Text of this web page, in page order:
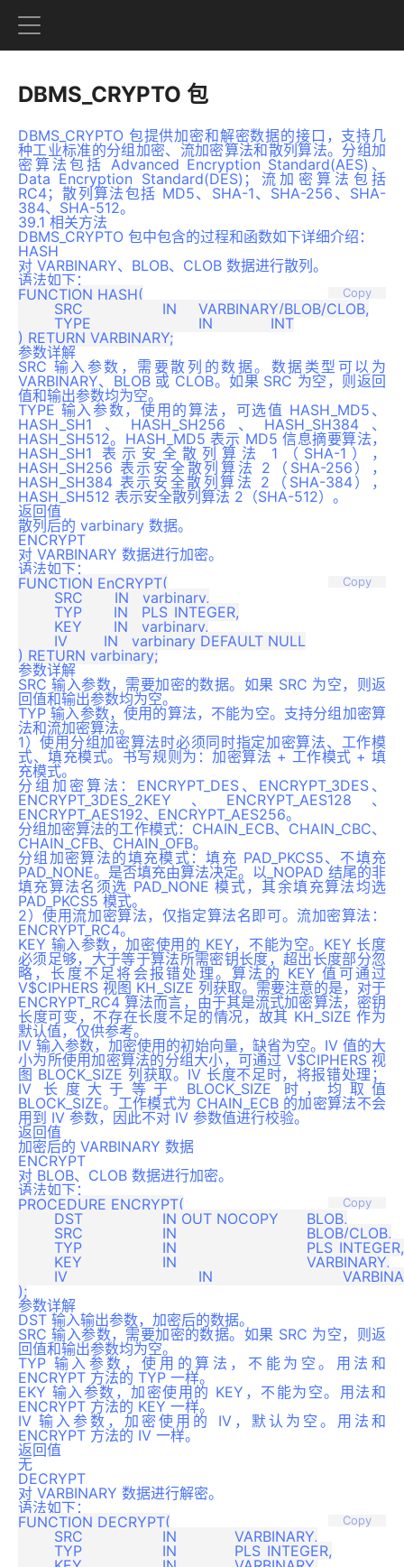
DBMS_CRYPTO 包
DBMS_CRYPTO 包提供加密和解密数据的接口，支持几
种工业标准的分组加密、流加密算法和散列算法。分组加
密算法包括 Advanced Encryption Standard(AES)、
Data Encryption Standard(DES)；流加密算法包括
RC4；散列算法包括 MD5、SHA-1、SHA-256、SHA-
384、SHA-512。
39.1 相关方法
DBMS_CRYPTO 包中包含的过程和函数如下详细介绍：
HASH
对 VARBINARY、BLOB、CLOB 数据进行散列。
语法如下：
Copy
FUNCTION HASH(
参数详解
SRC 输入参数，需要散列的数据。数据类型可以为
VARBINARY、BLOB 或 CLOB。如果 SRC 为空，则返回
值和输出参数均为空。
TYPE 输入参数，使用的算法，可选值 HASH_MD5、
HASH_SH1、HASH_SH256、HASH_SH384、
HASH_SH512。HASH_MD5 表示 MD5 信息摘要算法，
HASH_SH1 表示安全散列算法 1（SHA-1），
HASH_SH256 表示安全散列算法 2（SHA-256），
HASH_SH384 表示安全散列算法 2（SHA-384），
HASH_SH512 表示安全散列算法 2（SHA-512）。
返回值
散列后的 varbinary 数据。
ENCRYPT
对 VARBINARY 数据进行加密。
语法如下：
Copy
FUNCTION EnCRYPT(
参数详解
SRC 输入参数，需要加密的数据。如果 SRC 为空，则返
回值和输出参数均为空。
TYP 输入参数，使用的算法，不能为空。支持分组加密算
法和流加密算法。
1）使用分组加密算法时必须同时指定加密算法、工作模
式、填充模式。书写规则为：加密算法 + 工作模式 + 填
充模式。
分组加密算法：ENCRYPT_DES、ENCRYPT_3DES、
ENCRYPT_3DES_2KEY、ENCRYPT_AES128、
ENCRYPT_AES192、ENCRYPT_AES256。
分组加密算法的工作模式：CHAIN_ECB、CHAIN_CBC、
CHAIN_CFB、CHAIN_OFB。
分组加密算法的填充模式：填充 PAD_PKCS5、不填充
PAD_NONE。是否填充由算法决定。以_NOPAD 结尾的非
填充算法名须选 PAD_NONE 模式，其余填充算法均选
PAD_PKCS5 模式。
2）使用流加密算法，仅指定算法名即可。流加密算法：
ENCRYPT_RC4。
KEY 输入参数，加密使用的 KEY，不能为空。KEY 长度
必须足够，大于等于算法所需密钥长度，超出长度部分忽
略，长度不足将会报错处理。算法的 KEY 值可通过
V$CIPHERS 视图 KH_SIZE 列获取。需要注意的是，对于
ENCRYPT_RC4 算法而言，由于其是流式加密算法，密钥
长度可变，不存在长度不足的情况，故其 KH_SIZE 作为
默认值，仅供参考。
IV 输入参数，加密使用的初始向量，缺省为空。IV 值的大
小为所使用加密算法的分组大小，可通过 V$CIPHERS 视
图 BLOCK_SIZE 列获取。IV 长度不足时，将报错处理；
IV 长度大于等于 BLOCK_SIZE 时，均取值
BLOCK_SIZE。工作模式为 CHAIN_ECB 的加密算法不会
用到 IV 参数，因此不对 IV 参数值进行校验。
返回值
加密后的 VARBINARY 数据
ENCRYPT
对 BLOB、CLOB 数据进行加密。
语法如下：
Copy
PROCEDURE ENCRYPT(
参数详解
DST 输入输出参数，加密后的数据。
SRC 输入参数，需要加密的数据。如果 SRC 为空，则返
回值和输出参数均为空。
TYP 输入参数，使用的算法，不能为空。用法和
ENCRYPT 方法的 TYP 一样。
EKY 输入参数，加密使用的 KEY，不能为空。用法和
ENCRYPT 方法的 KEY 一样。
IV 输入参数，加密使用的 IV，默认为空。用法和
ENCRYPT 方法的 IV 一样。
返回值
无
DECRYPT
对 VARBINARY 数据进行解密。
语法如下：
Copy
FUNCTION DECRYPT(